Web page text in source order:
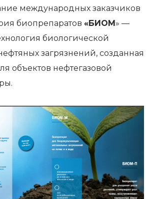
международных заказчиков
биопрепаратов «БИОМ » —
биологической
загрязнений, созданная
объектов нефтегазовой